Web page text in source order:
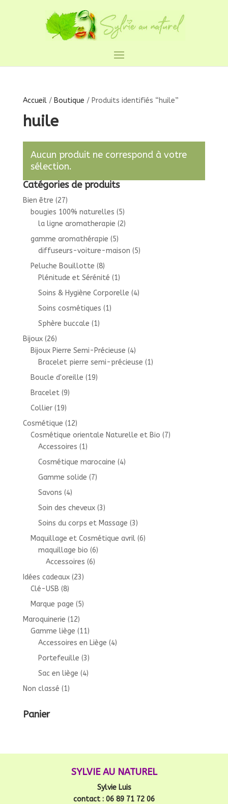
Accueil/ Boutique / Produits identifiés “huile”
huile
Aucun produit ne correspond à votre
sélection.
Catégories de produits
Bien être (27)
bougies 100% naturelles (5)
la ligne aromatherapie (2)
gamme aromathérapie (5)
diffuseurs-voiture-maison (5)
Peluche Bouillotte (8)
Plénitude et Sérénité (1)
Soins & Hygiène Corporelle (4)
Soins cosmétiques (1)
Sphère buccale (1)
Bijoux (26)
Bijoux Pierre Semi-Précieuse (4)
Bracelet pierre semi-précieuse (1)
Boucle d'oreille (19)
Bracelet (9)
Collier (19)
Cosmétique (12)
Cosmétique orientale Naturelle et Bio (7)
Accessoires (1)
Cosmétique marocaine (4)
Gamme solide (7)
Savons (4)
Soin des cheveux (3)
Soins du corps et Massage (3)
Maquillage et Cosmétique avril (6)
maquillage bio (6)
Accessoires (6)
Idées cadeaux (23)
Clé-USB (8)
Marque page (5)
Maroquinerie (12)
Gamme liège (11)
Accessoires en Liège (4)
Portefeuille (3)
Sac en liège (4)
Non classé (1)
Panier
SYLVIE AU NATUREL
Sylvie Luis
contact : 06 89 71 72 06